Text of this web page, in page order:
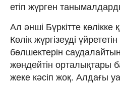
етіп жүрген
Ал әнші Бүркітте
Көлік жүргізеуді
бөлшектерін
жөндейтін орталықтары
жеке кәсіп жоқ. Алдағы